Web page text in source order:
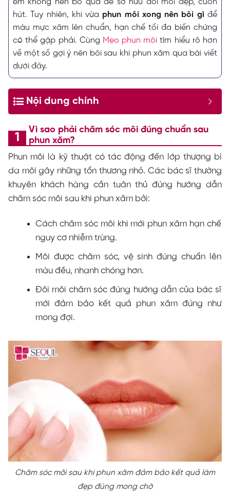
em không nên bỏ qua để sở hữu đôi môi đẹp, cuốn
hút. Tuy nhiên, khi vừa phun môi xong nên bôi gì để
màu mực xăm lên chuẩn, hạn chế tối đa biến chứng
có thể gặp phải. Cùng Mẹo phun môi tìm hiểu rõ hơn
về một số gợi ý nên bôi sau khi phun xăm qua bài viết
dưới đây.
Nội dung chính
Vì sao phải chăm sóc môi đúng chuẩn sau
phun xăm?
Phun môi là kỹ thuật có tác động đến lớp thượng bì
da môi gây những tổn thương nhỏ. Các bác sĩ thường
khuyên khách hàng cần tuân thủ đúng hướng dẫn
chăm sóc môi sau khi phun xăm bởi:
Cách chăm sóc môi khi mới phun xăm hạn chế
nguy cơ nhiễm trùng.
Môi được chăm sóc, vệ sinh đúng chuẩn lên
màu đều, nhanh chóng hơn.
Đôi môi chăm sóc đúng hướng dẫn của bác sĩ
mới đảm bảo kết quả phun xăm đúng như
mong đợi.
Chăm sóc môi sau khi phun xăm đảm bảo kết quả làm
đẹp đúng mong chờ